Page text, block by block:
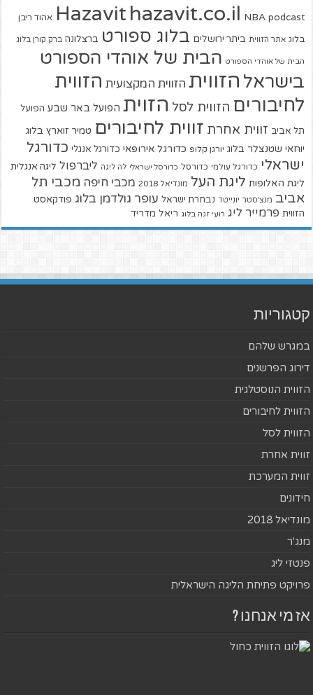
Hazavit hazavit.co.il NBA podcast אהוד ריבן
בלוג אתר הזווית ביתר ירושלים בלוג ספורט ברצלונה ברק קורן בלוג
הבית של אוהדי הספורט הבית של אוהדי הספורט
בישראל הזווית הזווית המקצועית הזווית
לחיבורים הזווית לסל הזוית הפועל באר שבע הפועל
תל אביב זווית אחרת זווית לחיבורים טמיר זוארץ בלוג
יוחאי שטנצלר בלוג יורגן קלופ כדורגל אירופאי כדורגל אנגלי כדורגל
ישראלי כדורגל עולמי כדורסל כדורסל ישראלי לה ליגה ליברפול ליגה אנגלית
ליגת האלופות ליגת העל מונדיאל 2018 מכבי חיפה מכבי תל
אביב מנצ'סטר יונייטד נבחרת ישראל עופר גולדמן בלוג פודקאסט
הזווית פרמייר ליג רועי זגה בלוג ריאל מדריד
קטגוריות
במגרש שלהם
דירוג הפרשנים
הזווית הנוסטלגית
הזווית לחיבורים
הזווית לסל
זווית אחרת
זווית המערכת
חידונים
מונדיאל 2018
מנג'ר
פנטזי ליג
פרויקט פתיחת הליגה הישראלית
אז מי אנחנו ?